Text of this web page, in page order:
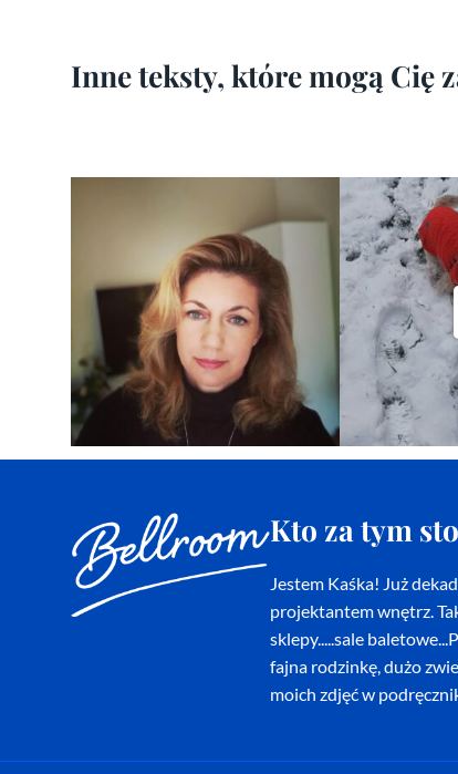
Inne teksty, które mogą Cię
Kto za tym
Jestem Kaśka! Już
projektantem wnętrz.
sklepy.....sale
fajna rodzinkę, dużo
moich zdjęć w